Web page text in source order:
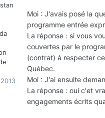
permanente.
Je suis donc un peu
Dois-je
Puis-je mener
ce possible
Moi : J'avais posé la
programme entrée
La réponse : si vous
couvertes par le
(contrat) à respecter
Québec.
Moi : J'ai ensuite
La réponse : oui c'et
engagements écrits